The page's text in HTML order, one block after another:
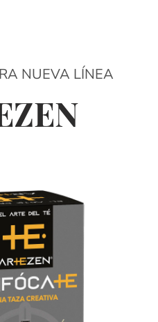
NUEVA LÍNEA